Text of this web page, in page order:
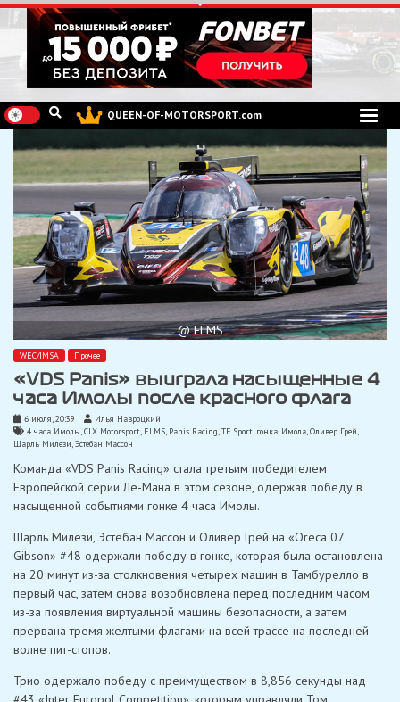
Перейти
к
содержимому
QUEEN-OF-MOTORSPORT.com
@ ELMS
WEC/IMSA Прочее
«VDS Panis» выиграла насыщенные 4
часа Имолы после красного флага
6 июля, 20:39
Илья Навроцкий
4 часа Имолы,CLX Motorsport, ELMS, Panis Racing,TF Sport, гонка, Имола,Оливер Грей
Шарль Милези,Эстебан Массон
Команда «VDS Panis Racing» стала третьим победителем
Европейской серии Ле-Мана в этом сезоне, одержав победу в
насыщенной событиями гонке 4 часа Имолы.
Шарль Милези, Эстебан Массон и Оливер Грей на «Oreca 07
Gibson» #48 одержали победу в гонке, которая была остановлена ​​
на 20 минут из-за столкновения четырех машин в Тамбурелло в
первый час, затем снова возобновлена ​​перед последним часом
из-за появления виртуальной машины безопасности, а затем
прервана тремя желтыми флагами на всей трассе на последней
волне пит-стопов.
Трио одержало победу с преимуществом в 8,856 секунды над